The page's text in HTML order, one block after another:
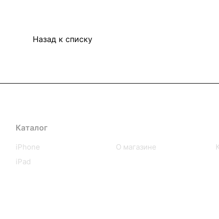
Назад к списку
Каталог
iPhone
iPad
О магазине